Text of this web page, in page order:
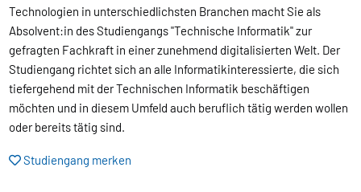
Technologien in unterschiedlichsten Branchen macht Sie als
Absolvent:in des Studiengangs "Technische Informatik" zur
gefragten Fachkraft in einer zunehmend digitalisierten Welt. Der
Studiengang richtet sich an alle Informatikinteressierte, die sich
tiefergehend mit der Technischen Informatik beschäftigen
möchten und in diesem Umfeld auch beruflich tätig werden wollen
oder bereits tätig sind.
Studiengang merken